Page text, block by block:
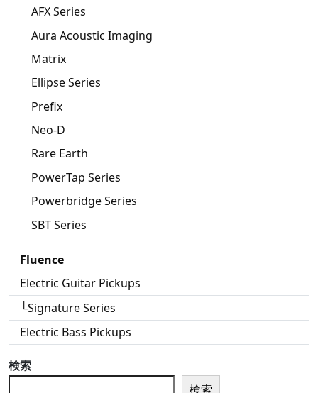
AFX Series
Aura Acoustic Imaging
Matrix
Ellipse Series
Prefix
Neo-D
Rare Earth
PowerTap Series
Powerbridge Series
SBT Series
Fluence
Electric Guitar Pickups
└Signature Series
Electric Bass Pickups
検索
検索